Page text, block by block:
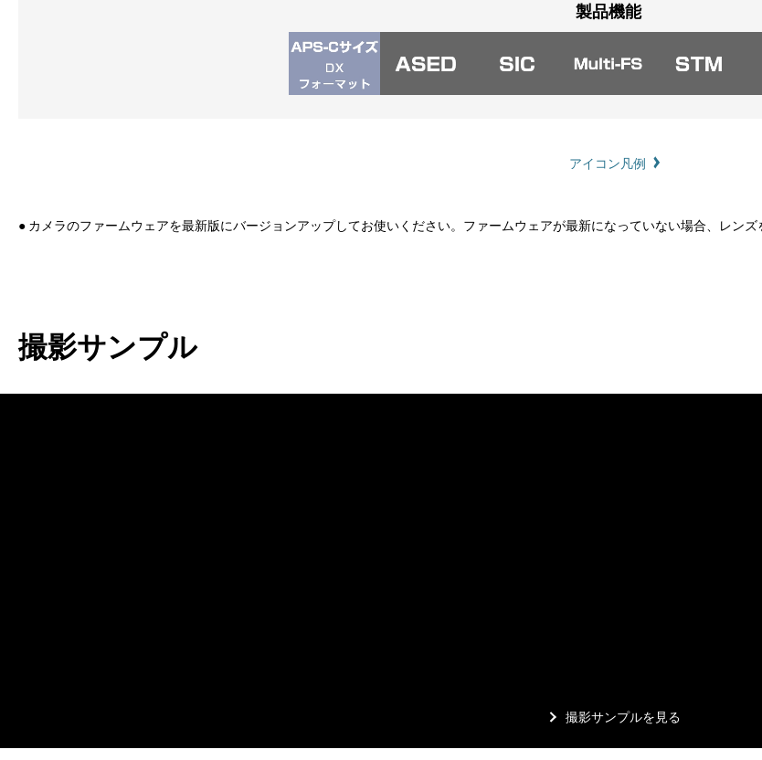
製品機能
アイコン凡例
● カメラのファームウェアを最新版にバージョンアップしてお使いください。ファームウェアが最新になっていない場合、レン
撮影サンプル
撮影サンプルを見る